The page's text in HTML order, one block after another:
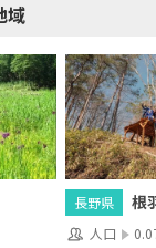
域
長野県 根
人口